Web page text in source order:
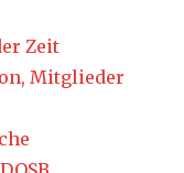
Zeit
Mitglieder